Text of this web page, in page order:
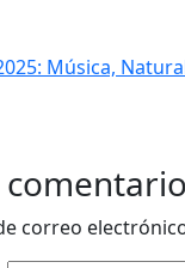
Música,
comentario
correo